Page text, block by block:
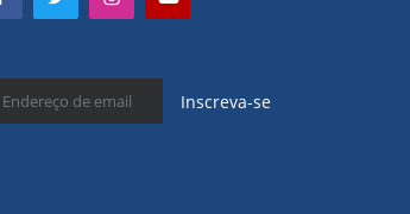
Inscreva-se